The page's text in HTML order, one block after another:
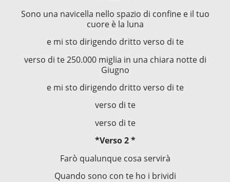
Sono una navicella nello spazio di confine e il tuo
cuore è la luna
e mi sto dirigendo dritto verso di te
verso di te 250.000 miglia in una chiara notte di
Giugno
e mi sto dirigendo dritto verso di te
verso di te
verso di te
*Verso 2 *
Farò qualunque cosa servirà
Quando sono con te ho i brividi